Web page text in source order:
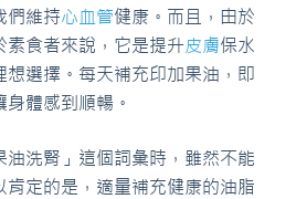
們維持心血管健康。而且，由於
素食者來說，它是提升皮膚保水
想選擇。每天補充印加果油，即
體感到順暢。
油洗腎」這個詞彙時，雖然不能
肯定的是，適量補充健康的油脂